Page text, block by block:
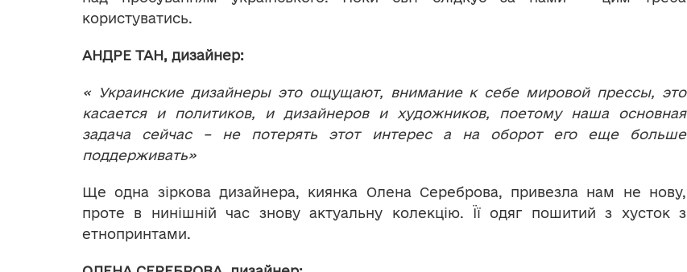
користуватись.
АНДРЕ ТАН, дизайнер:
« Украинские дизайнеры это ощущают, внимание к себе мировой прессы, это
касается и политиков, и дизайнеров и художников, поетому наша основная
задача сейчас – не потерять этот интерес а на оборот его еще больше
поддерживать»
Ще одна зіркова дизайнера, киянка Олена Сереброва, привезла нам не нову,
проте в нинішній час знову актуальну колекцію. Її одяг пошитий з хусток з
етнопринтами.